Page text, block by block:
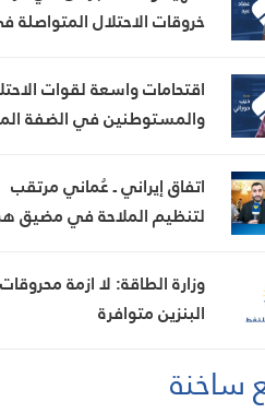
خروقات الاحتلال المتواصلة
اقتحامات واسعة لقوات
والمستوطنين في الضفة
اتفاق إيراني ـ عُماني مرتقب
لتنظيم الملاحة في مضيق
وزارة الطاقة: لا ازمة
البنزين متوافرة
ساخنة